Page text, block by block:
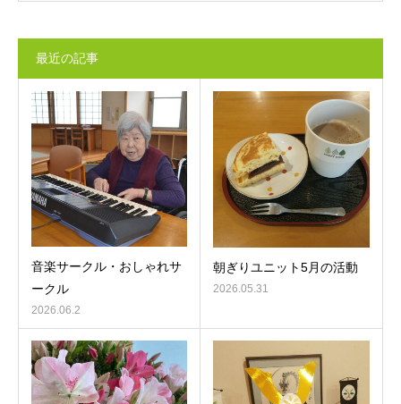
最近の記事
音楽サークル・おしゃれサ
ークル
2026.06.2
朝ぎりユニット5月の活動
2026.05.31